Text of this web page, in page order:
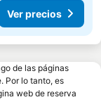
Ver precios
de las páginas
Por lo tanto, es
web de reserva